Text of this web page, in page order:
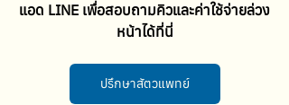
แอด LINE เพื่อสอบถามคิวและค่าใช้จ่ายล่วง
หน้าได้ที่นี่
ปรึกษาสัตวแพทย์